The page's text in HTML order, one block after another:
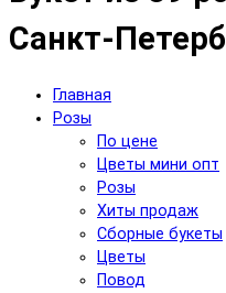
Санкт-
Главная
Розы
По цене
Цветы мини опт
Розы
Хиты продаж
Сборные букеты
Цветы
Повод